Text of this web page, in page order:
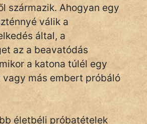
származik. Ahogyan egy
válik a
által, a
az a beavatódás
a katona túlél egy
más embert próbáló
életbéli próbatételek